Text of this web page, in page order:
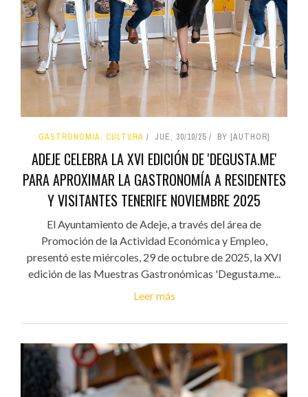
GASTRONOMIA, CULTURA JUE, 30/10/25 BY [AUTHOR]
ADEJE CELEBRA LA XVI EDICIÓN DE 'DEGUSTA.ME'
PARA APROXIMAR LA GASTRONOMÍA A RESIDENTES
Y VISITANTES TENERIFE NOVIEMBRE 2025
El Ayuntamiento de Adeje, a través del área de
Promoción de la Actividad Económica y Empleo,
presentó este miércoles, 29 de octubre de 2025, la XVI
edición de las Muestras Gastronómicas 'Degusta.me...
Leer más